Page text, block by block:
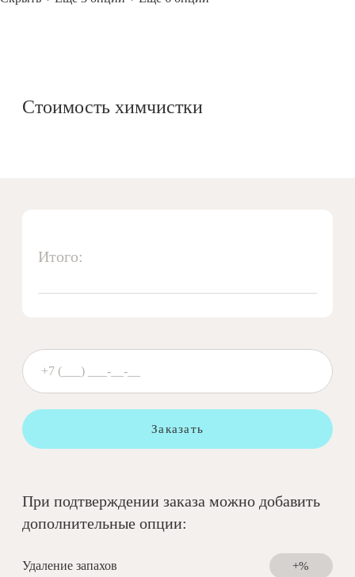
Стоимость химчистки
Итого:
Заказать
При подтверждении заказа можно добавить
дополнительные опции:
Удаление запахов +%